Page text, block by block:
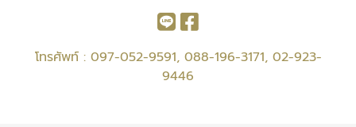
โทรศัพท์ : 097-052-9591, 088-196-3171, 02-923-
9446